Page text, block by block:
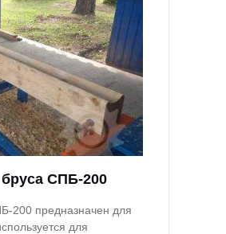
СПБ-200
200 предназначен для
для